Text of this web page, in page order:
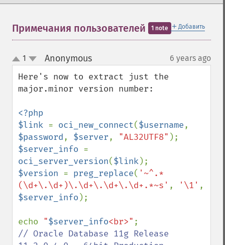
＋ Добавить
Примечания пользователей 1 note
up
down
1 Anonymous¶ 6 years ago
Here's now to extract just the
major.minor version number:
<?php
$link = oci_new_connect($username
$password, $server, "AL32UTF8"
$server_info
oci_server_version($link
$version = preg_replace( '~^.*
(\d+\.\d+)\.\d+\.\d+\.\d+.*~s' , '\1'
$server_info );
echo "$server_info<br>"
// Oracle Database 11g Release